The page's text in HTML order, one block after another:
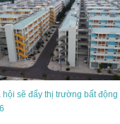
hội sẽ đẩy thị trường bất động